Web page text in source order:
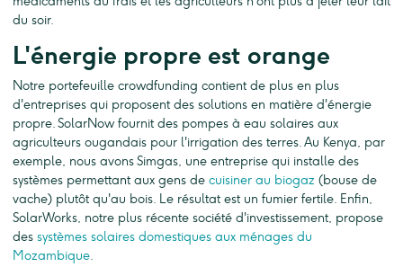
du soir.
L'énergie propre est orange
Notre portefeuille crowdfunding contient de plus en plus
d'entreprises qui proposent des solutions en matière d'énergie
propre. SolarNow fournit des pompes à eau solaires aux
agriculteurs ougandais pour l'irrigation des terres. Au Kenya, par
exemple, nous avons Simgas, une entreprise qui installe des
systèmes permettant aux gens de cuisiner au biogaz (bouse de
vache) plutôt qu'au bois. Le résultat est un fumier fertile. Enfin,
SolarWorks, notre plus récente société d'investissement, propose
des systèmes solaires domestiques aux ménages du
Mozambique.